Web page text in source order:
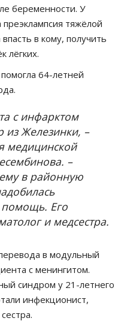
беременности. У
тяжёлой
в кому, получить
лёгких.
64-летней
с инфарктом
из Железинки, –
медицинской
–
в районную
помощь. Его
и медсестра.
в модульный
с менингитом.
синдром у 21-летнего
инфекционист,